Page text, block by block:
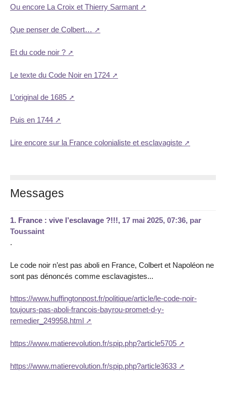
Ou encore La Croix et Thierry Sarmant
Que penser de Colbert…
Et du code noir ?
Le texte du Code Noir en 1724
L’original de 1685
Puis en 1744
Lire encore sur la France colonialiste et esclavagiste
Messages
1. France : vive l’esclavage ?!!!, 17 mai 2025, 07:36, par
Toussaint
.
Le code noir n’est pas aboli en France, Colbert et Napoléon ne
sont pas dénoncés comme esclavagistes...
https://www.huffingtonpost.fr/politique/article/le-code-noir-
toujours-pas-aboli-francois-bayrou-promet-d-y-
remedier_249958.html
https://www.matierevolution.fr/spip.php?article5705
https://www.matierevolution.fr/spip.php?article3633